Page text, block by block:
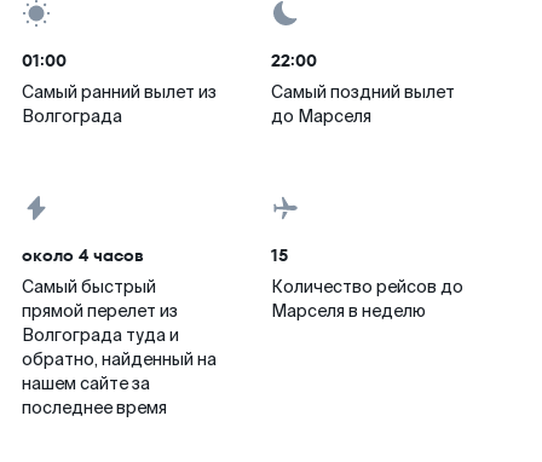
01:00
Самый ранний вылет из
Волгограда
22:00
Самый поздний вылет
до Марселя
около 4 часов
Самый быстрый
прямой перелет из
Волгограда туда и
обратно, найденный на
нашем сайте за
последнее время
15
Количество рейсов до
Марселя в неделю